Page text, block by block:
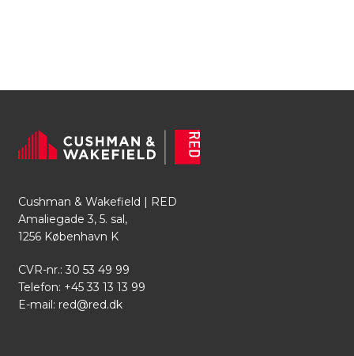
Cushman & Wakefield | RED
Amaliegade 3, 5. sal,
1256 København K
CVR-nr.: 30 53 49 99
Telefon: +45 33 13 13 99
E-mail: red@red.dk